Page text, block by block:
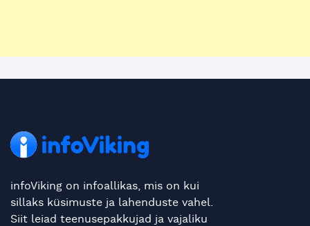
infoViking on infoallikas, mis on kui
sillaks küsimuste ja lahenduste vahel.
Siit leiad teenusepakkujad ja vajaliku